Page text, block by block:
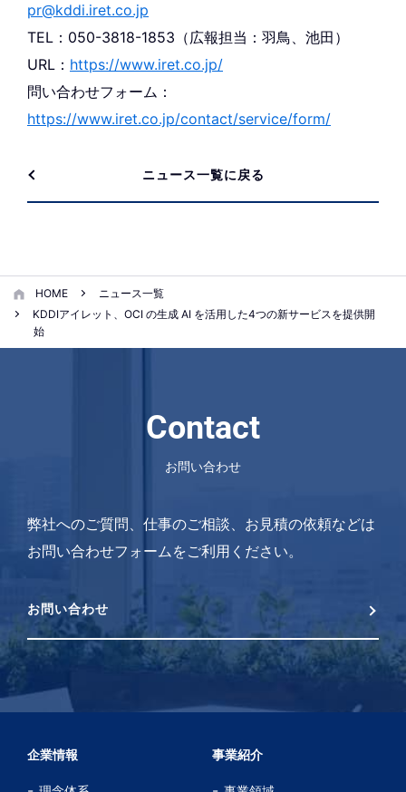
pr@kddi.iret.co.jp
TEL：050-3818-1853（広報担当：羽鳥、池田）
URL： https://www.iret.co.jp/
問い合わせフォーム：
https://www.iret.co.jp/contact/service/form/
ニュース一覧に戻る
HOME
ニュース一覧
KDDIアイレット、OCI の生成 AI を活用した4つの新サービスを提供開
始
Contact
お問い合わせ
弊社へのご質問、仕事のご相談、お見積の依頼などは
お問い合わせフォームをご利用ください。
お問い合わせ
企業情報 事業紹介